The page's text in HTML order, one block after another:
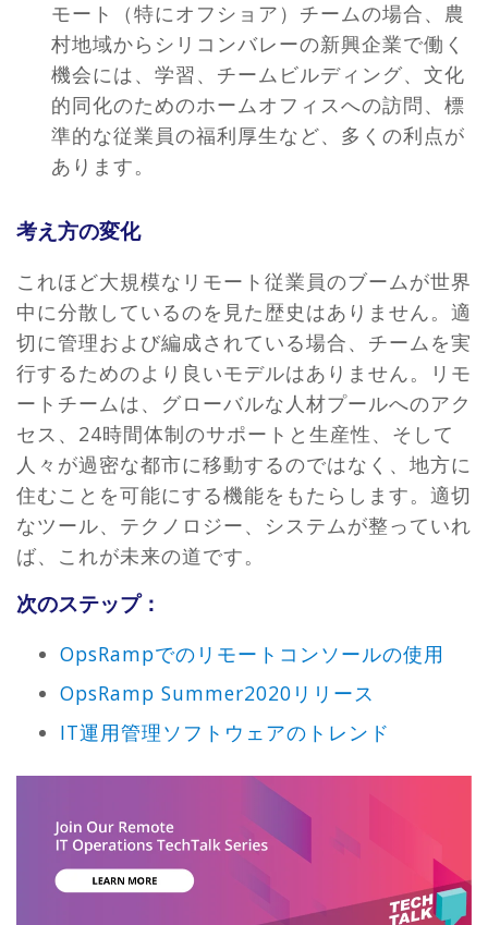
モート（特にオフショア）チームの場合、農
村地域からシリコンバレーの新興企業で働く
機会には、学習、チームビルディング、文化
的同化のためのホームオフィスへの訪問、標
準的な従業員の福利厚生など、多くの利点が
あります。
考え方の変化
これほど大規模なリモート従業員のブームが世界
中に分散しているのを見た歴史はありません。適
切に管理および編成されている場合、チームを実
行するためのより良いモデルはありません。リモ
ートチームは、グローバルな人材プールへのアク
セス、24時間体制のサポートと生産性、そして
人々が過密な都市に移動するのではなく、地方に
住むことを可能にする機能をもたらします。適切
なツール、テクノロジー、システムが整っていれ
ば、これが未来の道です。
次のステップ：
OpsRampでのリモートコンソールの使用
OpsRamp Summer2020リリース
IT運用管理ソフトウェアのトレンド